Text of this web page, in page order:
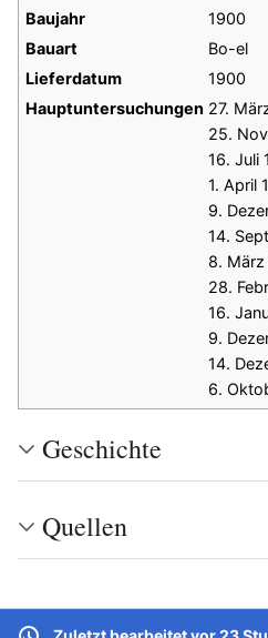
Baujahr
1900
Bauart
Bo-el
Lieferdatum
1900
Hauptuntersuchungen 27.
25.
16. Juli
1. April
9.
14.
8. März
28.
16.
9.
14.
6.
Geschichte
Quellen